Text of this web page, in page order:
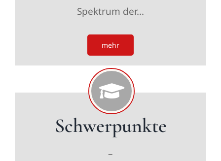
Spektrum der…
mehr
Schwerpunkte
–